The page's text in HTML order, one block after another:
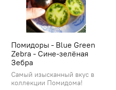
Помидоры - Blue Green
Zebra - Сине-зелёная
Зебра
Самый изысканный вкус в
коллекции Помидома!